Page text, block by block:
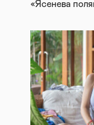
«Ясенева